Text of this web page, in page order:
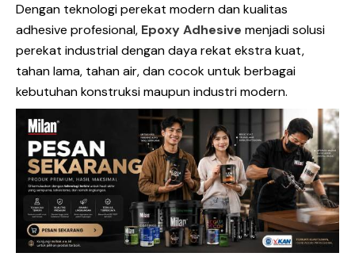
Dengan teknologi perekat modern dan kualitas
adhesive profesional, Epoxy Adhesive menjadi solusi
perekat industrial dengan daya rekat ekstra kuat,
tahan lama, tahan air, dan cocok untuk berbagai
kebutuhan konstruksi maupun industri modern.